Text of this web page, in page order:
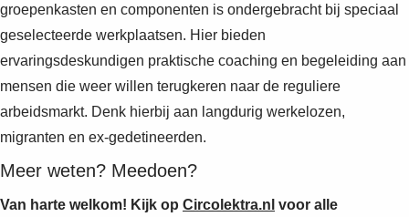
groepenkasten en componenten is ondergebracht bij speciaal
geselecteerde werkplaatsen. Hier bieden
ervaringsdeskundigen praktische coaching en begeleiding aan
mensen die weer willen terugkeren naar de reguliere
arbeidsmarkt. Denk hierbij aan langdurig werkelozen,
migranten en ex-gedetineerden.
Meer weten? Meedoen?
Van harte welkom! Kijk op Circolektra.nl voor alle